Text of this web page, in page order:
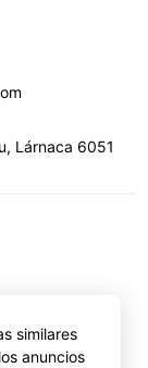
, Lárnaca 6051
similares
anuncios